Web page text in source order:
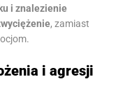
i znalezienie
, zamiast
i agresji